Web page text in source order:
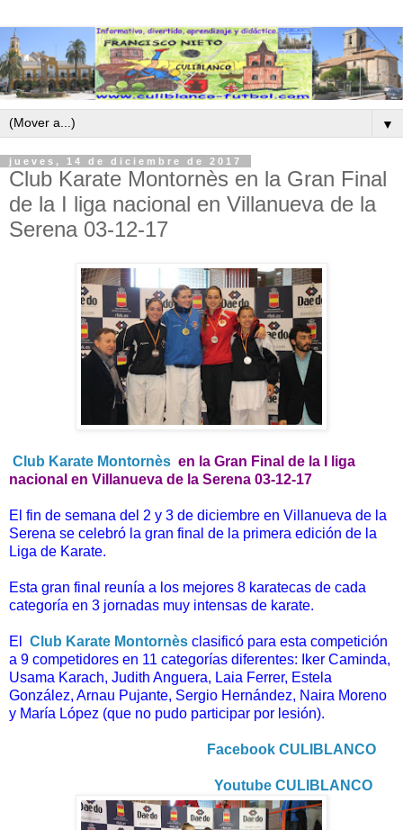
▼
jueves, 14 de diciembre de 2017
Club Karate Montornès en la Gran Final
de la I liga nacional en Villanueva de la
Serena 03-12-17
Club Karate Montornès en la Gran Final de la I liga
nacional en Villanueva de la Serena 03-12-17
El fin de semana del 2 y 3 de diciembre en Villanueva de la
Serena se celebró la gran final de la primera edición de la
Liga de Karate.
Esta gran final reunía a los mejores 8 karatecas de cada
categoría en 3 jornadas muy intensas de karate.
El Club Karate Montornès clasificó para esta competición
a 9 competidores en 11 categorías diferentes: Iker Caminda,
Usama Karach, Judith Anguera, Laia Ferrer, Estela
González, Arnau Pujante, Sergio Hernández, Naira Moreno
y María López (que no pudo participar por lesión).
Facebook CULIBLANCO
Youtube CULIBLANCO